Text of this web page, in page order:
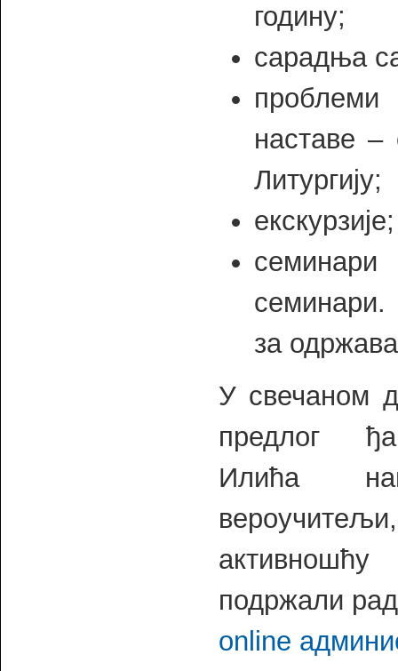
годину;
сарадња
проблеми
наставе
Литургију;
екскурзије;
семинари
семинари.
за
У свечаном
предлог
Илића
подржали
online